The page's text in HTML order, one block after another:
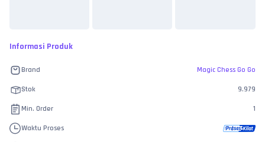
Informasi Produk
Brand Magic Chess Go Go
Stok 9.979
Min. Order 1
Waktu Proses